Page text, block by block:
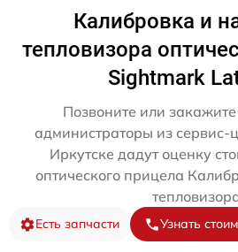
Калибровка и
тепловизора
Sightmark
Позвоните или
администраторы из сервис-
Иркутске дадут оценку
оптического прицела
Есть запчасти Узнать